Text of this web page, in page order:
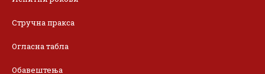
Стручна пракса
Огласна табла
Обавештења